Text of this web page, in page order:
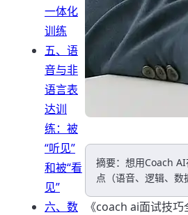
一体化
训练
五、语
音与非
语言表
达训
练：被
“听见”
和被“看
见”
六、数
摘要：想用Coach
点（语音、逻辑、
《coach ai面试技